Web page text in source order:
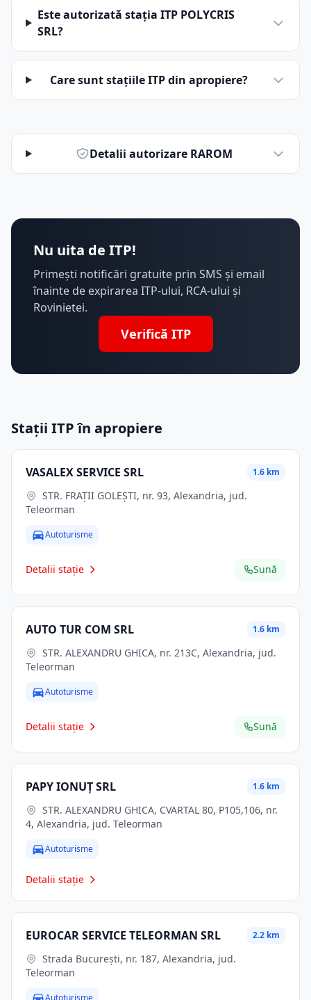
Este autorizată stația ITP POLYCRIS
SRL?
Care sunt stațiile ITP din apropiere?
Detalii autorizare RAROM
Nu uita de ITP!
Primești notificări gratuite prin SMS și email
înainte de expirarea ITP-ului, RCA-ului și
Rovinietei.
Verifică ITP
Stații ITP în apropiere
VASALEX SERVICE SRL 1.6 km
Teleorman
Autoturisme
Detalii stație Sună
AUTO TUR COM SRL 1.6 km
Teleorman
Autoturisme
Detalii stație Sună
PAPY IONUŢ SRL 1.6 km
4, Alexandria, jud. Teleorman
Autoturisme
Detalii stație
EUROCAR SERVICE TELEORMAN SRL 2.2 km
Teleorman
Autoturisme